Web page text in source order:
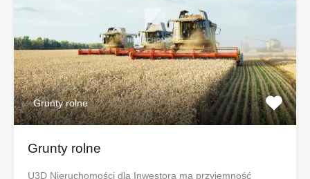
Grunty rolne
Grunty rolne
U3D Nieruchomości dla Inwestora ma przyjemność